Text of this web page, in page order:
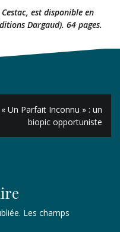
est disponible en
Dargaud). 64 pages.
« Un Parfait Inconnu » : un
biopic opportuniste
Les champs